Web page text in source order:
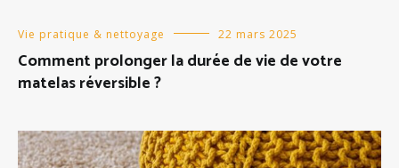
Vie pratique & nettoyage 22 mars 2025
Comment prolonger la durée de vie de votre
matelas réversible ?